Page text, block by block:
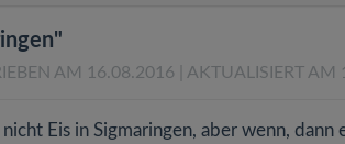
AM 16.08.2016 | AKTUALISIERT
Eis in Sigmaringen, aber wenn,